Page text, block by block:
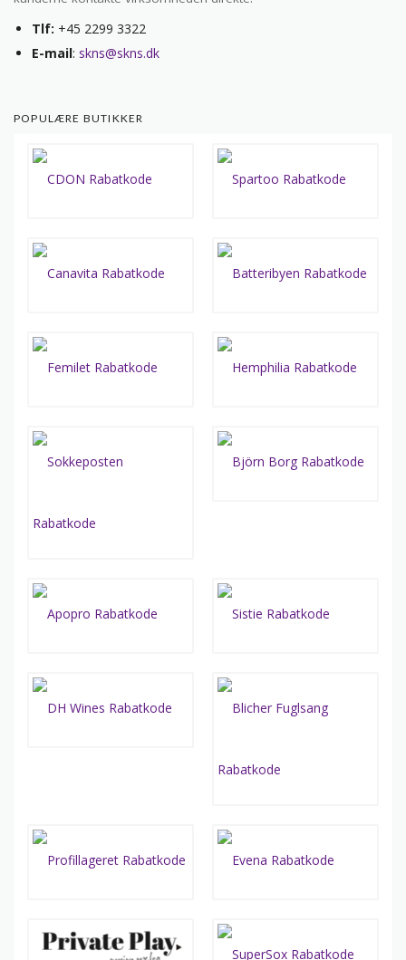
Tlf: +45 2299 3322
E-mail: skns@skns.dk
POPULÆRE BUTIKKER